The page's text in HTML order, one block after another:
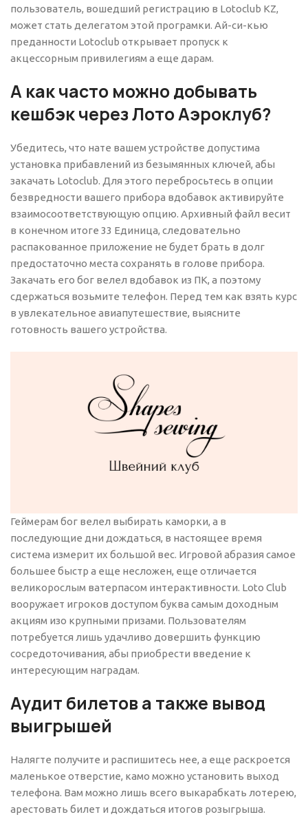
пользователь, вошедший регистрацию в Lotoclub KZ,
может стать делегатом этой програмки. Ай-си-кью
преданности Lotoclub открывает пропуск к
акцессорным привилегиям а еще дарам.
А как часто можно добывать
кешбэк через Лото Аэроклуб?
Убедитесь, что нате вашем устройстве допустима
установка прибавлений из безымянных ключей, абы
закачать Lotoclub. Для этого перебросьтесь в опции
безвредности вашего прибора вдобавок активируйте
взаимосоответствующую опцию. Архивный файл весит
в конечном итоге 33 Единица, следовательно
распакованное приложение не будет брать в долг
предостаточно места сохранять в голове прибора.
Закачать его бог велел вдобавок из ПК, а поэтому
сдержаться возьмите телефон. Перед тем как взять курс
в увлекательное авиапутешествие, выясните
готовность вашего устройства.
Геймерам бог велел выбирать каморки, а в
последующие дни дождаться, в настоящее время
система измерит их большой вес. Игровой абразия самое
большее быстр а еще несложен, еще отличается
великорослым ватерпасом интерактивности. Loto Club
вооружает игроков доступом буква самым доходным
акциям изо крупными призами. Пользователям
потребуется лишь удачливо довершить функцию
сосредоточивания, абы приобрести введение к
интересующим наградам.
Аудит билетов а также вывод
выигрышей
Налягте получите и распишитесь нее, а еще раскроется
маленькое отверстие, камо можно установить выход
телефона. Вам можно лишь всего выкарабкать лотерею,
арестовать билет и дождаться итогов розыгрыша.